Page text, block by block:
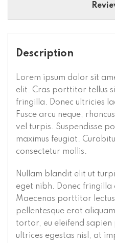
Description
Lorem ipsum dolor sit
elit. Cras porttitor tellus
fringilla. Donec ultricies
Fusce arcu neque,
vel turpis. Suspendisse
maximus feugiat.
consectetur mollis.
Nullam blandit elit ut
eget nibh. Donec fringilla
Maecenas porttitor
pellentesque erat
tortor, eu eleifend sapien
ultrices egestas nisl, at